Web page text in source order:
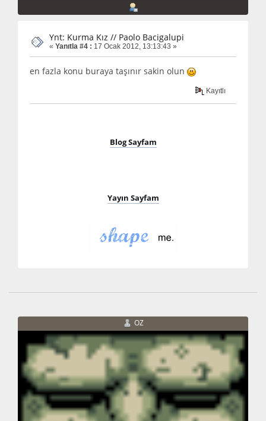
Ynt: Kurma Kız // Paolo Bacigalupi
« Yanıtla #4 : 17 Ocak 2012, 13:13:43 »
en fazla konu buraya taşınır sakin olun
Kayıtlı
Blog Sayfam
Yayın Sayfam
OZ